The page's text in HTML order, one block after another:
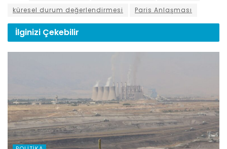
küresel durum değerlendirmesi
Paris Anlaşması
İlginizi Çekebilir